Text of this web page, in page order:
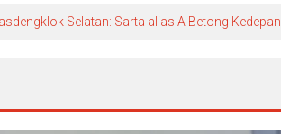
Selatan: Sarta alias A Betong